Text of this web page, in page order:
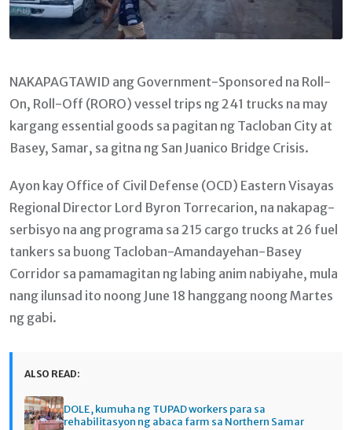
NAKAPAGTAWID ang Government-Sponsored na Roll-
On, Roll-Off (RORO) vessel trips ng 241 trucks na may
kargang essential goods sa pagitan ng Tacloban City at
Basey, Samar, sa gitna ng San Juanico Bridge Crisis.
Ayon kay Office of Civil Defense (OCD) Eastern Visayas
Regional Director Lord Byron Torrecarion, na nakapag-
serbisyo na ang programa sa 215 cargo trucks at 26 fuel
tankers sa buong Tacloban-Amandayehan-Basey
Corridor sa pamamagitan ng labing anim nabiyahe, mula
nang ilunsad ito noong June 18 hanggang noong Martes
ng gabi.
ALSO READ:
DOLE, kumuha ng TUPAD workers para sa
rehabilitasyon ng abaca farm sa Northern Samar